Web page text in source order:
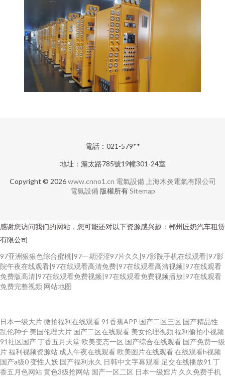
電話：021-579**
地址：滬太路785號19幢301-24室
Copyright © 2026www.cnno1.cn 電氣設備 上海木炎電氣有限公司
電氣設備版權所有Sitemap
感谢您访问我们的网站，您可能还对以下资源感兴趣：郴州匠奶汽车租赁
有限公司
97亚洲狠狠色综合蜜桃|97一期涩涩97片久久|97影院手机在线观看|97影
院午夜在线观看|97在线观看高清免费|97在线观看高清视频|97在线观看
免费版高清|97在线观看免费视频|97在线观看免费视频播放|97在线观看
免费完整视频 网站地图
俺去啦AV官方 超碰在线免费9 国产精品中文 国产精品视频xⅩ 超碰91人人 91
社区成人在线 91日韩高清 伊人打炮网 最新无码伦理片 亚洲三级片网 香蕉伊
人久操 天天肏逼 天天干无码 日本日屄 人人看人人摸97 麻豆专区 久草资源福
日本一级大片微拍福利在线观看 91香蕉APP 国产二区三区 国产精品性
乱伦种子 美国伦理大片 国产二区在线观看 美女伦理视频 福利偷拍小视频
91社区国产丁香五月天堂 欧美变态一区 国产综合在线观看 国产免费一级
片福利视频资源站 成人午夜在线观看 欧美图片在线观看在线观看h视频
国产a级0变性人妖 国产福利永久 日韩中文字幕观看 足交在线播放91 丁
香五月色网站黄色3级抢网站 国产一区二区 日本一级婬片 久久免费手机